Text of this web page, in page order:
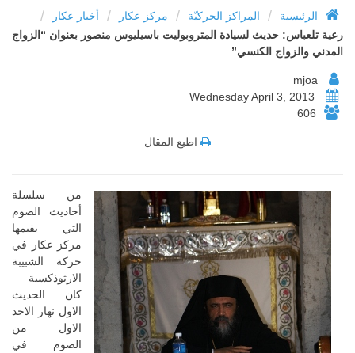
الرئيسية / المراكز الحركيّة / مركز عكار / أخبار عكار /
رعية تلعباس: حديث لسيادة المتروبوليت باسيليوس منصور بعنوان “الزواج
المدني والزواج الكنسي”
606
اطبع المقال
من سلسلة
أحاديث الصوم
التي يقيمها
مركز عكار في
حركة الشبيبة
الارثوذكسية
كان الحديث
الاول نهار الاحد
الاول من
الصوم في